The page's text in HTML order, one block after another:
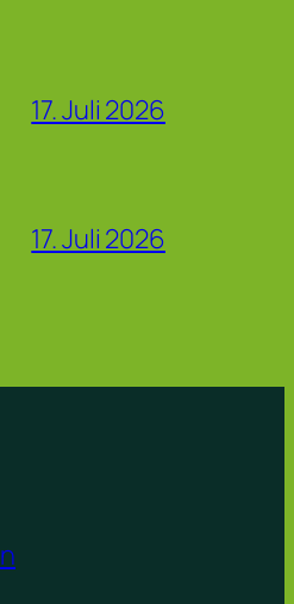
17. Juli 2026
17. Juli 2026